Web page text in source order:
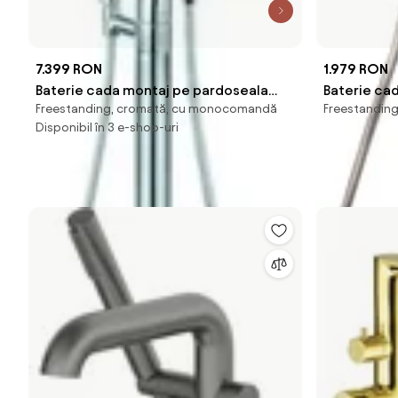
7.399 RON
Baterie cada montaj pe pardoseala
Kludi Amba
Freestanding, cromată, cu monocomandă
Disponibil în 3 e-shop-uri
1.979 RON
Baterie
Ceramic